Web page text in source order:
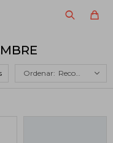
Recomendados